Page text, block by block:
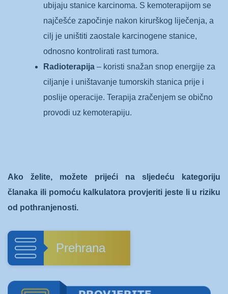
ubijaju stanice karcinoma. S kemoterapijom se
najčešće započinje nakon kirurškog liječenja, a
cilj je uništiti zaostale karcinogene stanice,
odnosno kontrolirati rast tumora.
Radioterapija – koristi snažan snop energije za
ciljanje i uništavanje tumorskih stanica prije i
poslije operacije. Terapija zračenjem se obično
provodi uz kemoterapiju.
Ako želite, možete prijeći na sljedeću kategoriju
članaka ili pomoću kalkulatora provjeriti jeste li u riziku
od pothranjenosti.
Prehrana